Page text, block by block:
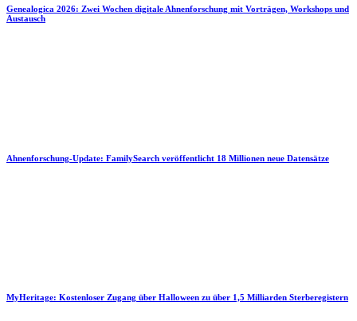
Genealogica 2026: Zwei Wochen digitale Ahnenforschung mit Vorträgen, Workshops und
Austausch
Ahnenforschung-Update: FamilySearch veröffentlicht 18 Millionen neue Datensätze
MyHeritage: Kostenloser Zugang über Halloween zu über 1,5 Milliarden Sterberegistern